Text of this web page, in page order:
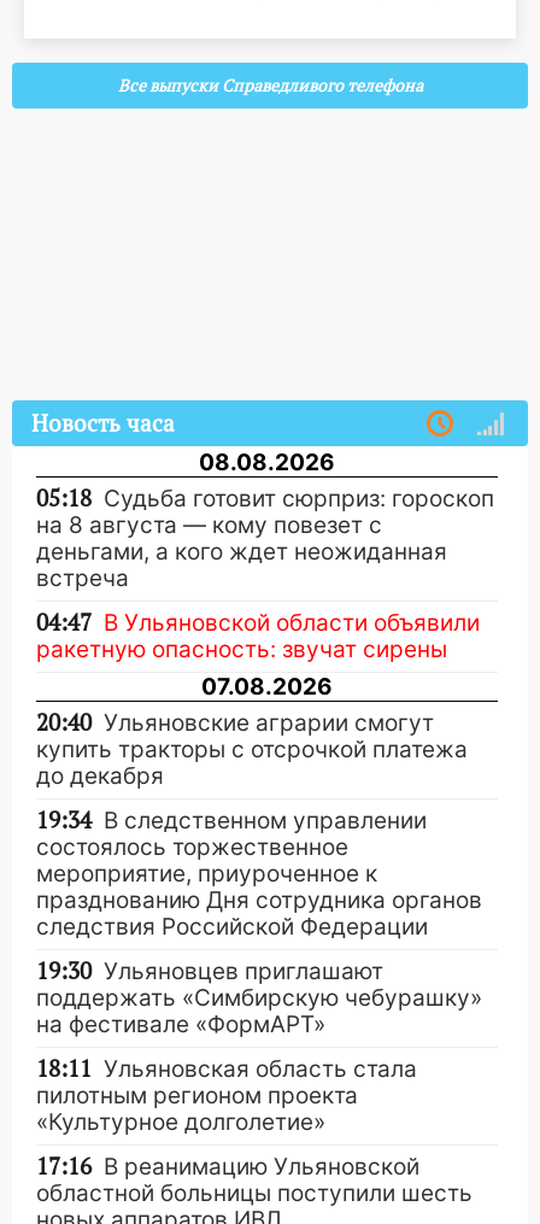
Все выпуски Справедливого телефона
Новость часа
08.08.2026
05:18 Судьба готовит сюрприз: гороскоп
на 8 августа — кому повезет с
деньгами, а кого ждет неожиданная
встреча
04:47 В Ульяновской области объявили
ракетную опасность: звучат сирены
07.08.2026
20:40 Ульяновские аграрии смогут
купить тракторы с отсрочкой платежа
до декабря
19:34 В следственном управлении
состоялось торжественное
мероприятие, приуроченное к
празднованию Дня сотрудника органов
следствия Российской Федерации
19:30 Ульяновцев приглашают
поддержать «Симбирскую чебурашку»
на фестивале «ФормАРТ»
18:11 Ульяновская область стала
пилотным регионом проекта
«Культурное долголетие»
17:16 В реанимацию Ульяновской
областной больницы поступили шесть